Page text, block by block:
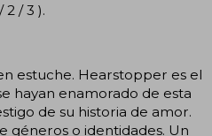
/ 3 ).
estuche. Hearstopper es el
hayan enamorado de esta
de su historia de amor.
géneros o identidades. Un